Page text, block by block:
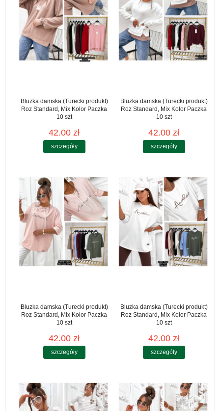
Bluzka damska (Turecki produkt)
Roz Standard, Mix Kolor Paczka
10 szt
42.00 zł
szczegóły
Bluzka damska (Turecki produkt)
Roz Standard, Mix Kolor Paczka
10 szt
42.00 zł
szczegóły
Bluzka damska (Turecki produkt)
Roz Standard, Mix Kolor Paczka
10 szt
42.00 zł
szczegóły
Bluzka damska (Turecki produkt)
Roz Standard, Mix Kolor Paczka
10 szt
42.00 zł
szczegóły